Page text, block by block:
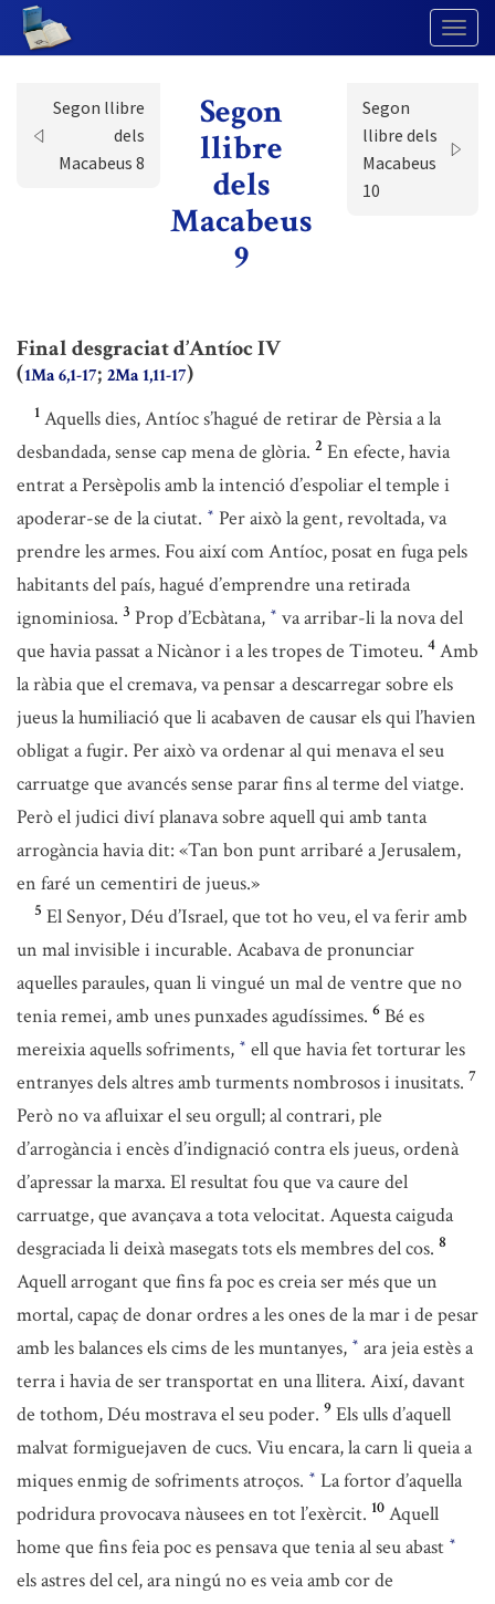
Segon llibre
dels
Macabeus 8
Segon
llibre
dels
Macabeus
9
Segon
llibre dels
Macabeus
10
Final desgraciat d’Antíoc IV
(1Ma 6,1-17; 2Ma 1,11-17)
1 Aquells dies, Antíoc s’hagué de retirar de Pèrsia a la
desbandada, sense cap mena de glòria. 2 En efecte, havia
entrat a Persèpolis amb la intenció d’espoliar el temple i
apoderar-se de la ciutat. * Per això la gent, revoltada, va
prendre les armes. Fou així com Antíoc, posat en fuga pels
habitants del país, hagué d’emprendre una retirada
ignominiosa. 3 Prop d’Ecbàtana, * va arribar-li la nova del
que havia passat a Nicànor i a les tropes de Timoteu. 4 Amb
la ràbia que el cremava, va pensar a descarregar sobre els
jueus la humiliació que li acabaven de causar els qui l’havien
obligat a fugir. Per això va ordenar al qui menava el seu
carruatge que avancés sense parar fins al terme del viatge.
Però el judici diví planava sobre aquell qui amb tanta
arrogància havia dit: «Tan bon punt arribaré a Jerusalem,
en faré un cementiri de jueus.»
5 El Senyor, Déu d’Israel, que tot ho veu, el va ferir amb
un mal invisible i incurable. Acabava de pronunciar
aquelles paraules, quan li vingué un mal de ventre que no
tenia remei, amb unes punxades agudíssimes. 6 Bé es
mereixia aquells sofriments, * ell que havia fet torturar les
entranyes dels altres amb turments nombrosos i inusitats. 7
Però no va afluixar el seu orgull; al contrari, ple
d’arrogància i encès d’indignació contra els jueus, ordenà
d’apressar la marxa. El resultat fou que va caure del
carruatge, que avançava a tota velocitat. Aquesta caiguda
desgraciada li deixà masegats tots els membres del cos. 8
Aquell arrogant que fins fa poc es creia ser més que un
mortal, capaç de donar ordres a les ones de la mar i de pesar
amb les balances els cims de les muntanyes, * ara jeia estès a
terra i havia de ser transportat en una llitera. Així, davant
de tothom, Déu mostrava el seu poder. 9 Els ulls d’aquell
malvat formiguejaven de cucs. Viu encara, la carn li queia a
miques enmig de sofriments atroços. * La fortor d’aquella
podridura provocava nàusees en tot l’exèrcit. 10 Aquell
home que fins feia poc es pensava que tenia al seu abast *
els astres del cel, ara ningú no es veia amb cor de